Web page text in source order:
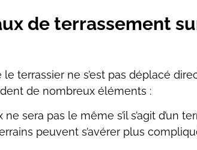
de terrassement
terrassier ne s’est pas déplacé
de nombreux éléments :
ne sera pas le même s’il s’agit d’un
peuvent s’avérer plus